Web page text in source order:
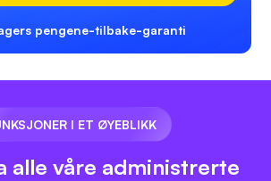
pengene-tilbake-garanti
I ET ØYEBLIKK
alle våre administrerte